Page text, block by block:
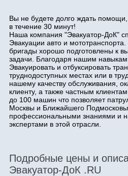
Вы не будете долго ждать
в течение 30 минут!
Наша компания "Эвакуатор-ДоК"
Эвакуации авто и
бригады хорошо подготовлены к
задачи. Благодаря нашим
Эвакуировать и отбуксировать
труднодоступных местах или в
нашему качеству обслуживания,
клиенту, а также частным
до 100 машин что позволяет
Москвы и Ближайшего
профессиональными знаниями и
экспертами в этой отрасли.
Подробные цены и
Эвакуатор-ДоК .RU